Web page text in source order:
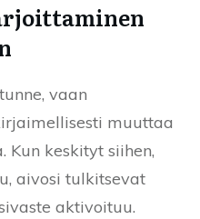
vaan
muuttaa
Kun keskityt siihen,
aivosi tulkitsevat
aktivoituu.